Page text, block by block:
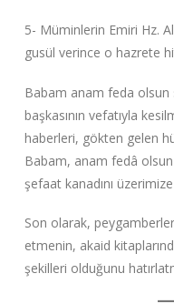
5- Müminlerin Emiri Hz.
gusül verince o hazrete
Babam anam feda olsun
başkasının vefatıyla
haberleri, gökten gelen
Babam, anam fedâ
şefaat kanadını
Son olarak,
etmenin, akaid
şekilleri olduğunu